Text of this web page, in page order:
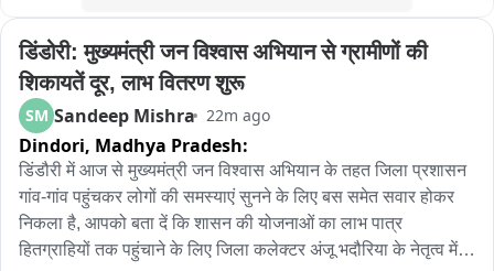
#ChhatronKiGoonj
डिंडोरी: मुख्यमंत्री जन विश्वास अभियान से ग्रामीणों की
शिकायतें दूर, लाभ वितरण शुरू
SM Sandeep Mishra 22m ago
Dindori, Madhya Pradesh:
डिंडौरी में आज से मुख्यमंत्री जन विश्वास अभियान के तहत जिला प्रशासन
गांव-गांव पहुंचकर लोगों की समस्याएं सुनने के लिए बस समेत सवार होकर
निकला है, आपको बता दें कि शासन की योजनाओं का लाभ पात्र
हितग्राहियों तक पहुंचाने के लिए जिला कलेक्टर अंजू भदौरिया के नेतृत्व में